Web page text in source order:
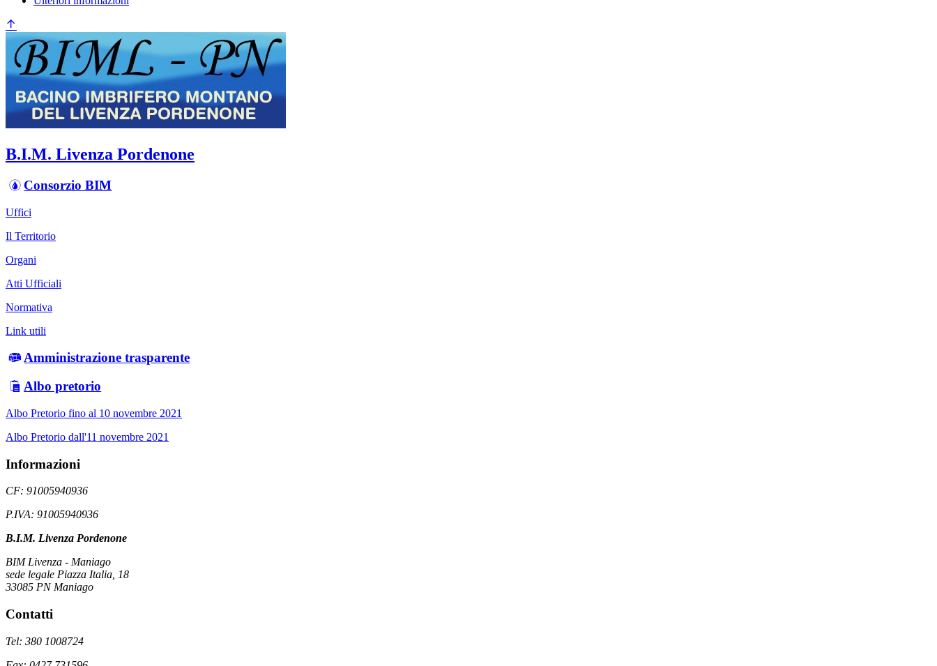
B.I.M. Livenza Pordenone
Consorzio BIM
Uffici
Il Territorio
Organi
Atti Ufficiali
Normativa
Link utili
Amministrazione trasparente
Albo pretorio
Albo Pretorio fino al 10 novembre 2021
Albo Pretorio dall'11 novembre 2021
Informazioni
CF: 91005940936
P.IVA: 91005940936
B.I.M. Livenza Pordenone
BIM Livenza - Maniago
sede legale Piazza Italia, 18
33085 PN Maniago
Contatti
Tel: 380 1008724